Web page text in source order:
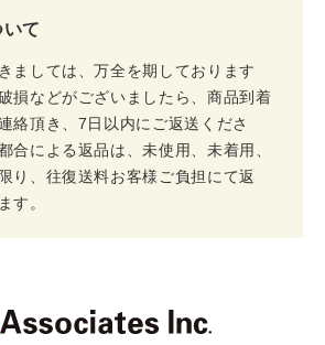
て
ましては、万全を期しております
損などがございましたら、商品到着
絡頂き、7日以内にご返送くださ
合による返品は、未使用、未着用、
り、往復送料お客様ご負担にて返
ます。